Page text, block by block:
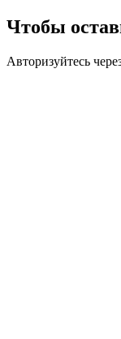
Чтобы
Авторизуйтесь